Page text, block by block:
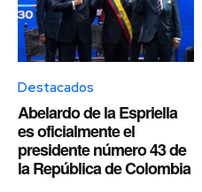
Destacados
Abelardo de la Espriella
es oficialmente el
presidente número 43 de
la República de Colombia